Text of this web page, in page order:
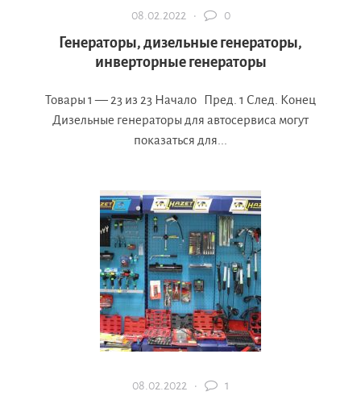
08.02.2022 · 0
Генераторы, дизельные генераторы,
инверторные генераторы
Товары 1 — 23 из 23 Начало Пред. 1 След. Конец
Дизельные генераторы для автосервиса могут
показаться для...
08.02.2022 · 1